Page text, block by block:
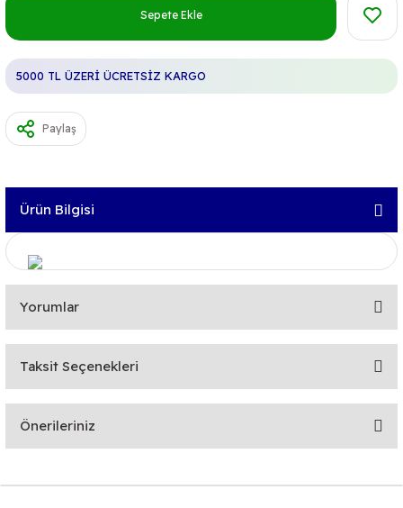
Sepete Ekle
5000 TL ÜZERİ ÜCRETSİZ KARGO
Paylaş
Ürün Bilgisi
Yorumlar
Bu ürüne ilk yorumu siz yapın!
Taksit Seçenekleri
Önerileriniz